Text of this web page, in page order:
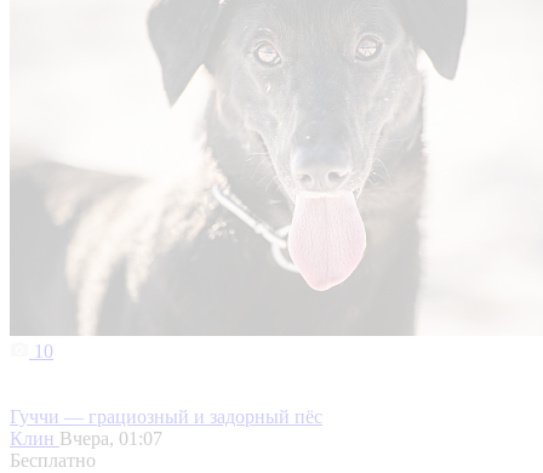
10
Гуччи — грациозный и задорный пёс
Клин Вчера, 01:07
Бесплатно